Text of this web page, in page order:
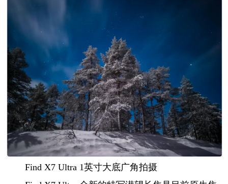
Find X7 Ultra 1英寸大底广角拍摄